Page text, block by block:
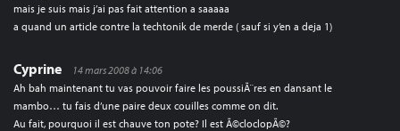
mais je suis mais j’ai pas fait attention a saaaaa
a quand un article contre la techtonik de merde ( sauf si y’en a deja 1)
Cyprine
14 mars 2008 à 14:06
Ah bah maintenant tu vas pouvoir faire les poussiÃ¨res en dansant le
mambo… tu fais d’une paire deux couilles comme on dit.
Au fait, pourquoi il est chauve ton pote? Il est Ã©cloclopÃ©?